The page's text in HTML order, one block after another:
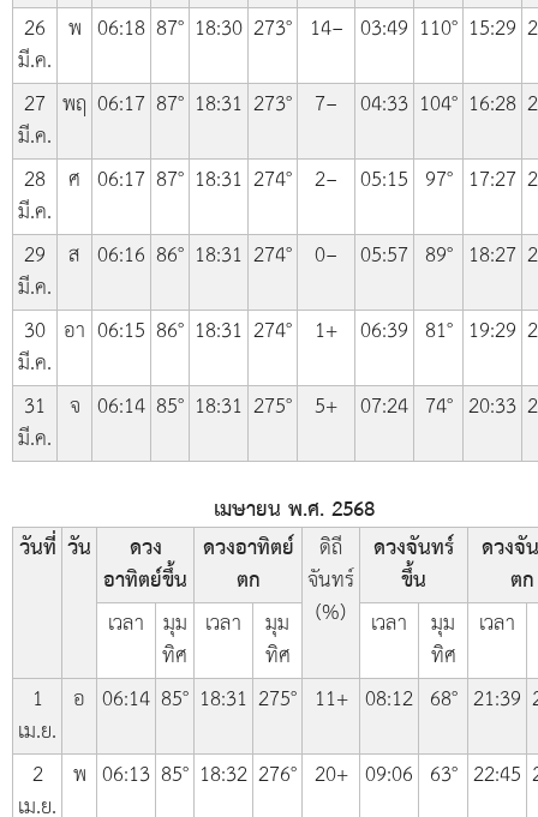
26
มี.ค.
พ 06:18 87° 18:30 273° 14− 03:49 110° 15:29
27
มี.ค.
พฤ 06:17 87° 18:31 273° 7− 04:33 104° 16:28
28
มี.ค.
ศ 06:17 87° 18:31 274° 2− 05:15 97° 17:27
29
มี.ค.
ส 06:16 86° 18:31 274° 0− 05:57 89° 18:27
30
มี.ค.
อา 06:15 86° 18:31 274° 1+ 06:39 81° 19:29
31
มี.ค.
จ 06:14 85° 18:31 275° 5+ 07:24 74° 20:33
เมษายน พ.ศ. 2568
วันที่ วัน ดวง
อาทิตย์ขึ้น
ดวงอาทิตย์
ตก
ดิถี
จันทร์
(%)
ดวงจันทร์
ขึ้น
ดวงจั
ตก
เวลา มุม
ทิศ
เวลา มุม
ทิศ
เวลา มุม
ทิศ
เวลา
1
เม.ย.
อ 06:14 85° 18:31 275° 11+ 08:12 68° 21:39
2
เม.ย.
พ 06:13 85° 18:32 276° 20+ 09:06 63° 22:45